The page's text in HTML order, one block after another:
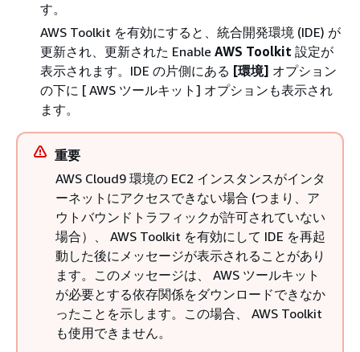
す。
AWS Toolkit を有効にすると、統合開発環境 (IDE) が
更新され、更新された Enable AWS Toolkit 設定が
表示されます。IDE の片側にある [環境] オプション
の下に [ AWS ツールキット] オプションも表示され
ます。
重要
AWS Cloud9 環境の EC2 インスタンスがインタ
ーネットにアクセスできない場合 (つまり、ア
ウトバウンドトラフィックが許可されていない
場合）、 AWS Toolkit を有効にして IDE を再起
動した後にメッセージが表示されることがあり
ます。このメッセージは、 AWS ツールキット
が必要とする依存関係をダウンロードできなか
ったことを示します。この場合、 AWS Toolkit
も使用できません。